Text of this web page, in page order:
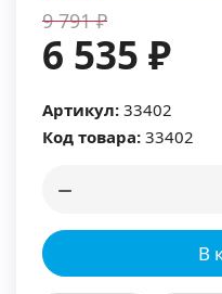
9 791 ₽
6 535 ₽
Артикул: 33402
Код товара: 33402
В